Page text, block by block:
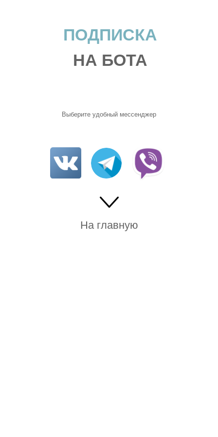
ПОДПИСКА
НА БОТА
На главную
Выберите удобный мессенджер